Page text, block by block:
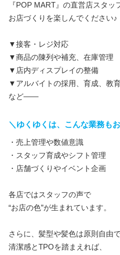
『POP MART』の直営店スタッ
お店づくりを楽しんでください♪
▼接客・レジ対応
▼商品の陳列や補充、在庫管理
▼店内ディスプレイの整備
▼アルバイトの採用、育成、教
など――
＼ゆくゆくは、こんな業務も
・売上管理や数値意識
・スタッフ育成やシフト管理
・店舗づくりやイベント企画
各店ではスタッフの声で
“お店の色”が生まれています。
さらに、髪型や髪色は原則自由
清潔感とTPOを踏まえれば、